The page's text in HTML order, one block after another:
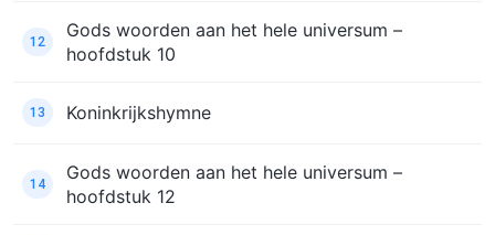
12
Gods woorden aan het hele universum –
hoofdstuk 10
13 Koninkrijkshymne
14
Gods woorden aan het hele universum –
hoofdstuk 12